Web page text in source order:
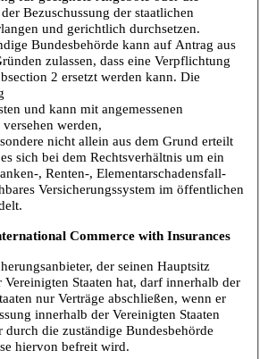
Bezuschussung der staatlichen
und gerichtlich durchsetzen.
Bundesbehörde kann auf Antrag aus
zulassen, dass eine Verpflichtung
2 ersetzt werden kann. Die
und kann mit angemessenen
werden,
nicht allein aus dem Grund erteilt
sich bei dem Rechtsverhältnis um ein
, Renten-, Elementarschadensfall-
Versicherungssystem im öffentlichen
Commerce with Insurances
der seinen Hauptsitz
Vereinigten Staaten hat, darf innerhalb der
nur Verträge abschließen, wenn er
innerhalb der Vereinigten Staaten
durch die zuständige Bundesbehörde
hiervon befreit wird.